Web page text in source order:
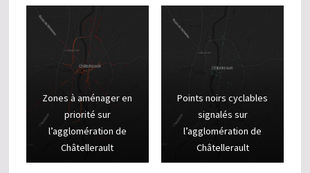
Zones à aménager en
priorité sur
l’agglomération de
Châtellerault
Points noirs cyclables
signalés sur
l’agglomération de
Châtellerault